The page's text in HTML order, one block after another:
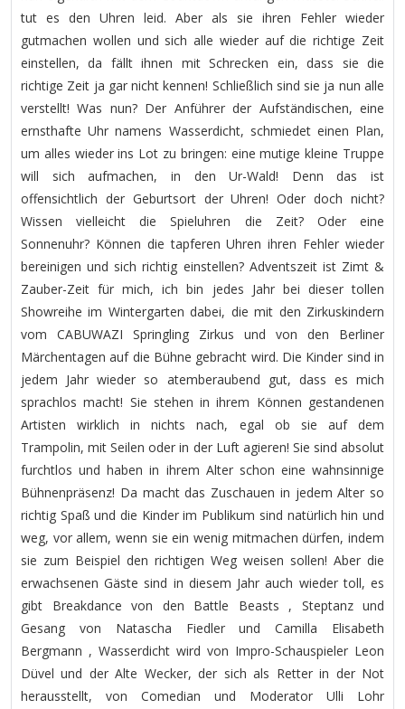
tut es den Uhren leid. Aber als sie ihren Fehler wieder
gutmachen wollen und sich alle wieder auf die richtige Zeit
einstellen, da fällt ihnen mit Schrecken ein, dass sie die
richtige Zeit ja gar nicht kennen! Schließlich sind sie ja nun alle
verstellt! Was nun? Der Anführer der Aufständischen, eine
ernsthafte Uhr namens Wasserdicht, schmiedet einen Plan,
um alles wieder ins Lot zu bringen: eine mutige kleine Truppe
will sich aufmachen, in den Ur-Wald! Denn das ist
offensichtlich der Geburtsort der Uhren! Oder doch nicht?
Wissen vielleicht die Spieluhren die Zeit? Oder eine
Sonnenuhr? Können die tapferen Uhren ihren Fehler wieder
bereinigen und sich richtig einstellen? Adventszeit ist Zimt &
Zauber-Zeit für mich, ich bin jedes Jahr bei dieser tollen
Showreihe im Wintergarten dabei, die mit den Zirkuskindern
vom CABUWAZI Springling Zirkus und von den Berliner
Märchentagen auf die Bühne gebracht wird. Die Kinder sind in
jedem Jahr wieder so atemberaubend gut, dass es mich
sprachlos macht! Sie stehen in ihrem Können gestandenen
Artisten wirklich in nichts nach, egal ob sie auf dem
Trampolin, mit Seilen oder in der Luft agieren! Sie sind absolut
furchtlos und haben in ihrem Alter schon eine wahnsinnige
Bühnenpräsenz! Da macht das Zuschauen in jedem Alter so
richtig Spaß und die Kinder im Publikum sind natürlich hin und
weg, vor allem, wenn sie ein wenig mitmachen dürfen, indem
sie zum Beispiel den richtigen Weg weisen sollen! Aber die
erwachsenen Gäste sind in diesem Jahr auch wieder toll, es
gibt Breakdance von den Battle Beasts , Steptanz und
Gesang von Natascha Fiedler und Camilla Elisabeth
Bergmann , Wasserdicht wird von Impro-Schauspieler Leon
Düvel und der Alte Wecker, der sich als Retter in der Not
herausstellt, von Comedian und Moderator Ulli Lohr